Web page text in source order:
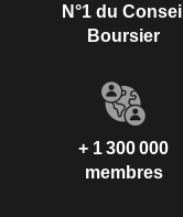
N°1 du Conseil
Boursier
+ 1 300 000
membres